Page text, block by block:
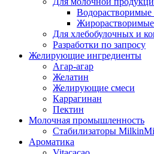
Для хлебобулочных и
Разработки по запросу
Желирующие ингредиенты
Агар-агар
Желатин
Желирующие смеси
Каррагинан
Пектин
Молочная промышленность
Стабилизаторы
Ароматика